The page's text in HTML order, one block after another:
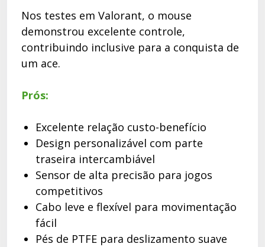
Nos testes em Valorant, o mouse
demonstrou excelente controle,
contribuindo inclusive para a conquista de
um ace.
Prós:
Excelente relação custo-benefício
Design personalizável com parte
traseira intercambiável
Sensor de alta precisão para jogos
competitivos
Cabo leve e flexível para movimentação
fácil
Pés de PTFE para deslizamento suave